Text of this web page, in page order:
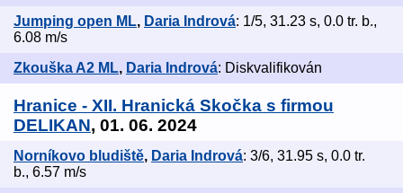
Jumping open ML, Daria Indrová: 1/5, 31.23 s, 0.0 tr. b.,
6.08 m/s
Zkouška A2 ML, Daria Indrová: Diskvalifikován
Hranice - XII. Hranická Skočka s firmou
DELIKAN, 01. 06. 2024
Norníkovo bludiště, Daria Indrová: 3/6, 31.95 s, 0.0 tr.
b., 6.57 m/s